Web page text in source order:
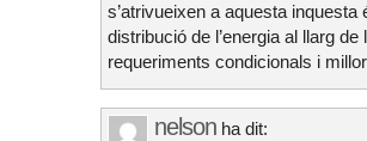
s’atrivueixen a aquesta
distribució de l’energia al llarg
requeriments condicionals i
nelson ha dit: